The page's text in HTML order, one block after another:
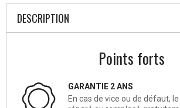
DESCRIPTION
Points forts
GARANTIE 2 ANS
En cas de vice ou de défaut,